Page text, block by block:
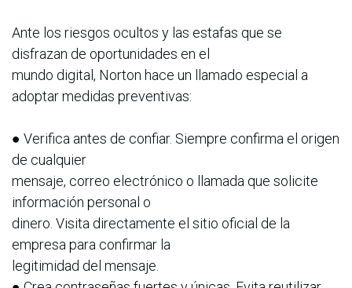
Ante los riesgos ocultos y las estafas que se
disfrazan de oportunidades en el
mundo digital, Norton hace un llamado especial a
adoptar medidas preventivas:
● Verifica antes de confiar. Siempre confirma el origen
de cualquier
mensaje, correo electrónico o llamada que solicite
información personal o
dinero. Visita directamente el sitio oficial de la
empresa para confirmar la
legitimidad del mensaje.